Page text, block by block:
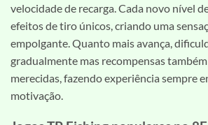
velocidade de recarga. Cada novo nível
efeitos de tiro únicos, criando uma
empolgante. Quanto mais avança,
gradualmente mas recompensas
merecidas, fazendo experiência sempre
motivação.